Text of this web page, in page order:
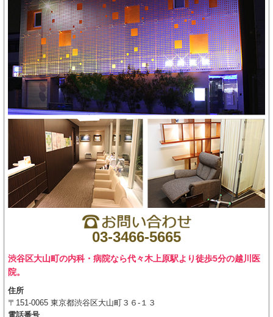
03-3466-5665
渋谷区大山町の内科・病院なら代々木上原駅より徒歩5分の越川医
院。
住所
〒151-0065 東京都渋谷区大山町３６-１３
電話番号